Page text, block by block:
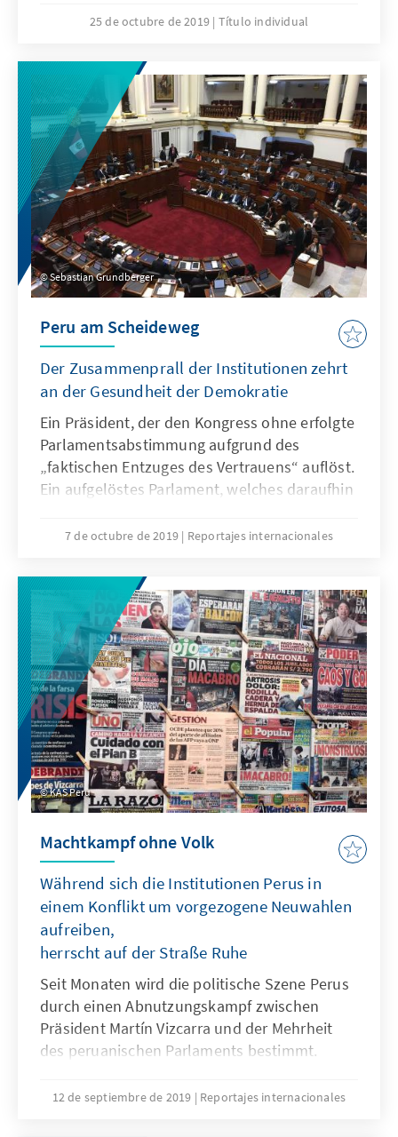
a cabo un concurso en cada país, donde se
publicados. En 2018 se desarrolló una nueva
versión de este concurso, cuyos textos
ganadores componen este volumen y que
desde perspectivas muy diversas abordan
temas vitales para la relación bilateral.
25 de octubre de 2019 Título individual
Sebastian Grundberger
Peru am Scheideweg
Der Zusammenprall der Institutionen zehrt
an der Gesundheit der Demokratie
Ein Präsident, der den Kongress ohne erfolgte
Parlamentsabstimmung aufgrund des
„faktischen Entzuges des Vertrauens“ auflöst.
Ein aufgelöstes Parlament, welches daraufhin
die sich vom abgesetzten Kongress als
später wieder zurückzutreten. Ein
Verfassungsgericht, dessen
Zusammensetzung Ursprung der Krise war
und das jetzt gefordert ist, diese aufzulösen.
Und eine an politisches Drama gewöhnte
Öffentlichkeit, die sich verhält, als wäre nichts
geschehen. Dies sind die kuriosen aber auch
Besorgnis erregenden Zutaten der schweren
Verfassungskrise, die Peru derzeit durchlebt.
7 de octubre de 2019 Reportajes internacionales
KAS Peru
Machtkampf ohne Volk
Während sich die Institutionen Perus in
einem Konflikt um vorgezogene Neuwahlen
aufreiben,
herrscht auf der Straße Ruhe
Seit Monaten wird die politische Szene Perus
durch einen Abnutzungskampf zwischen
Präsident Martín Vizcarra und der Mehrheit
des peruanischen Parlaments bestimmt.
Regierung, eine vorzeitige Neuwahl
12 de septiembre de 2019 Reportajes internacionales